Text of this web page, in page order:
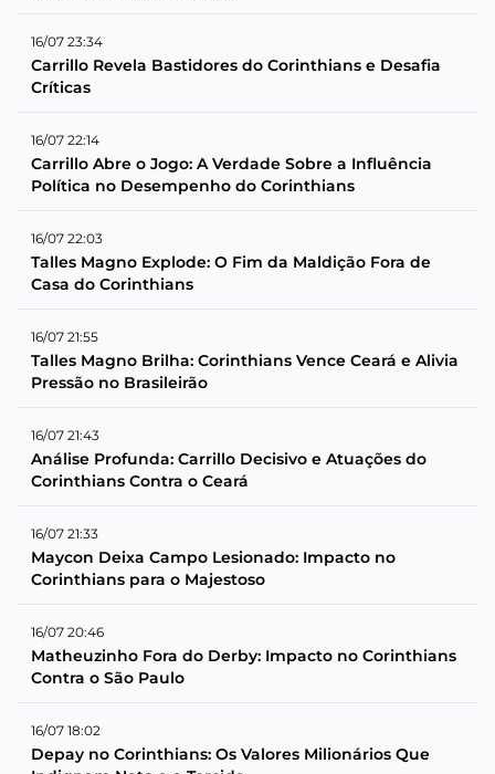
16/07 23:34
Carrillo Revela Bastidores do Corinthians e Desafia
Críticas
16/07 22:14
Carrillo Abre o Jogo: A Verdade Sobre a Influência
Política no Desempenho do Corinthians
16/07 22:03
Talles Magno Explode: O Fim da Maldição Fora de
Casa do Corinthians
16/07 21:55
Talles Magno Brilha: Corinthians Vence Ceará e Alivia
Pressão no Brasileirão
16/07 21:43
Análise Profunda: Carrillo Decisivo e Atuações do
Corinthians Contra o Ceará
16/07 21:33
Maycon Deixa Campo Lesionado: Impacto no
Corinthians para o Majestoso
16/07 20:46
Matheuzinho Fora do Derby: Impacto no Corinthians
Contra o São Paulo
16/07 18:02
Depay no Corinthians: Os Valores Milionários Que